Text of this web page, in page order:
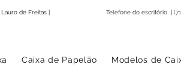
de Freitas |
Telefone do escritório |
Caixa de Papelão Modelos de